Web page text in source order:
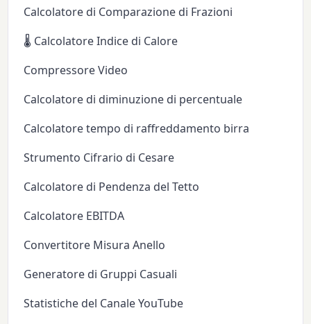
Calcolatore di Comparazione di Frazioni
🌡️ Calcolatore Indice di Calore
Compressore Video
Calcolatore di diminuzione di percentuale
Calcolatore tempo di raffreddamento birra
Strumento Cifrario di Cesare
Calcolatore di Pendenza del Tetto
Calcolatore EBITDA
Convertitore Misura Anello
Generatore di Gruppi Casuali
Statistiche del Canale YouTube